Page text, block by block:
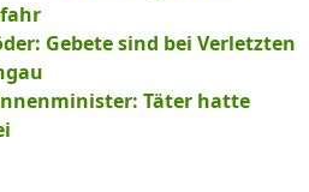
Gebete sind bei Verletzten
Täter hatte